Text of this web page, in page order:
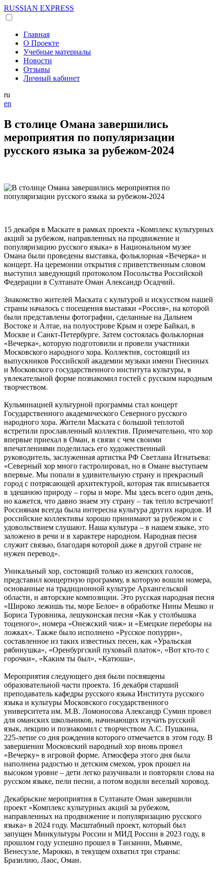
RUSSIAN EXPRESS
Главная
О Проекте
Учебные материалы
Новости
Отзывы
Личный кабинет
ru
en
В столице Омана завершились
мероприятия по популяризации
русского языка за рубежом-2024
15 декабря в Маскате в рамках проекта «Комплекс культурных
акций за рубежом, направленных на продвижение и
популяризацию русского языка» в Национальном музее
Омана были проведены выставка, фольклорная «Вечерка» и
концерт. На церемонии открытия с приветственным словом
выступил заведующий протоколом Посольства Российской
Федерации в Султанате Оман Александр Осадчий.
Знакомство жителей Маската с культурой и искусством нашей
страны началось с посещения выставки «Россия», на которой
были представлены фотографии, сделанные на Дальнем
Востоке и Алтае, на полуострове Крым и озере Байкал, в
Москве и Санкт-Петербурге. Затем состоялась фольклорная
«Вечерка», которую подготовили и провели участники
Московского народного хора. Коллектив, состоящий из
выпускников Российской академии музыки имени Гнесиных
и Московского государственного института культуры, в
увлекательной форме познакомил гостей с русским народным
творчеством.
Кульминацией культурной программы стал концерт
Государственного академического Северного русского
народного хора. Жители Маската с большой теплотой
встретили прославленный коллектив. Примечательно, что хор
впервые приехал в Оман, в связи с чем своими
впечатлениями поделилась его художественный
руководитель, заслуженная артистка РФ Светлана Игнатьева:
«Северный хор много гастролировал, но в Омане выступаем
впервые. Мы попали в удивительную страну и прекрасный
город с потрясающей архитектурой, которая так вписывается
в здешнюю природу – горы и море. Мы здесь всего один день,
но кажется, что давно знаем эту страну – так тепло встречают!
Россиянам всегда была интересна культура других народов. И
российские коллективы хорошо принимают за рубежом и с
удовольствием слушают. Наша культура – в нашем языке, это
заложено в речи и в характере народном. Народная песня
служит связью, благодаря которой даже в другой стране не
нужен перевод».
Уникальный хор, состоящий только из женских голосов,
представил концертную программу, в которую вошли номера,
основанные на традиционной культуре Архангельской
области, и авторские композиции. Это русская народная песня
«Широко лежишь ты, море Белое» в обработке Нины Мешко и
Бориса Туровника, лешуконская песня «Как у столбышка
тоценого», номера «Онежский чиж» и «Емецкие переборы на
ложках». Также было исполнено «Русское попурри»,
составленное из таких известных песен, как «Уральская
рябинушка», «Оренбургский пуховый платок», «Вот кто-то с
горочки», «Каким ты был», «Катюша».
Мероприятия следующего дня были посвящены
образовательной части проекта. 16 декабря старший
преподаватель кафедры русского языка Института русского
языка и культуры Московского государственного
университета им. М.В. Ломоносова Александр Сумин провел
для оманских школьников, начинающих изучать русский
язык, лекцию и познакомил с творчеством А.С. Пушкина,
225-летие со дня рождения которого отмечается в этом году. В
завершении Московский народный хор вновь провел
«Вечерку» в игровой форме. Атмосфера этого дня была
наполнена радостью и детским смехом, урок прошел на
высоком уровне – дети легко разучивали и повторяли слова на
русском языке, пели песни, а потом водили веселый хоровод.
Декабрьские мероприятия в Султанате Оман завершили
проект «Комплекс культурных акций за рубежом,
направленных на продвижение и популяризацию русского
языка» в 2024 году. Масштабный проект, который был
запущен Минкультуры России и МИД России в 2023 году, в
прошлом году успешно прошел в Танзании, Мьянме,
Венесуэле, Марокко, в текущем охватил три страны:
Бразилию, Лаос, Оман.